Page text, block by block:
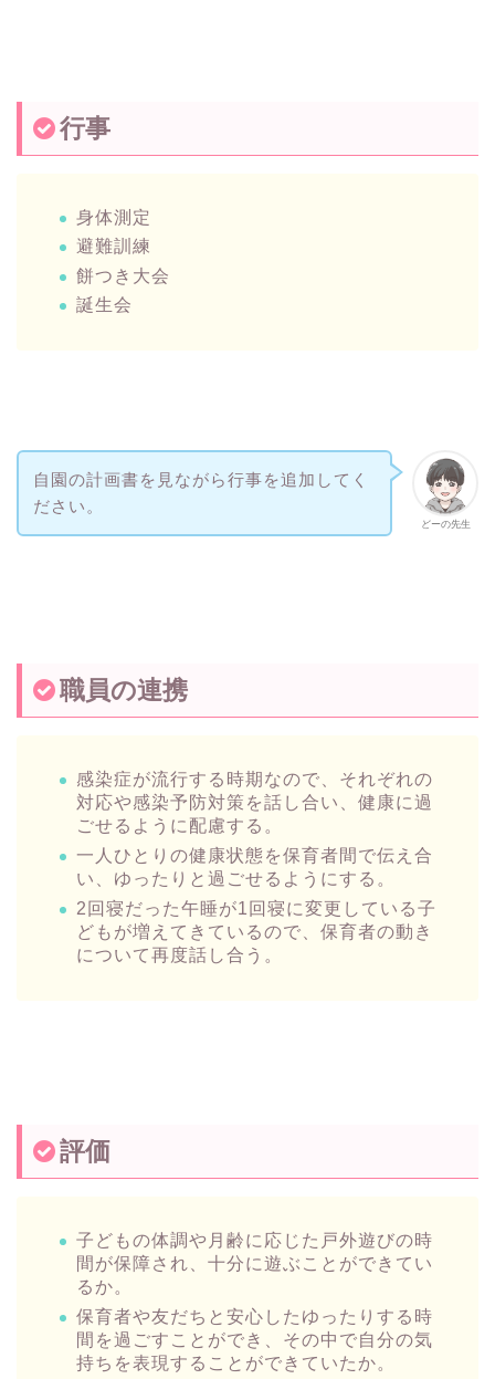
行事
身体測定
避難訓練
餅つき大会
誕生会
どーの先生
自園の計画書を見ながら行事を追加してく
ださい。
職員の連携
感染症が流行する時期なので、それぞれの
対応や感染予防対策を話し合い、健康に過
ごせるように配慮する。
一人ひとりの健康状態を保育者間で伝え合
い、ゆったりと過ごせるようにする。
2回寝だった午睡が1回寝に変更している子
どもが増えてきているので、保育者の動き
について再度話し合う。
評価
子どもの体調や月齢に応じた戸外遊びの時
間が保障され、十分に遊ぶことができてい
るか。
保育者や友だちと安心したゆったりする時
間を過ごすことができ、その中で自分の気
持ちを表現することができていたか。